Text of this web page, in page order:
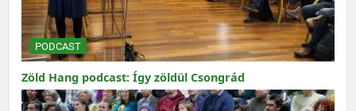
PODCAST
Zöld Hang podcast: Így zöldül Csongrád